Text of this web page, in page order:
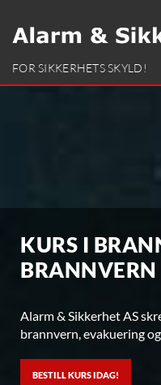
FOR SIKKERHETS SKYLD!
KURS I
BRANNVERN
Alarm & Sikkerhet AS
brannvern, evakuering
BESTILL KURS IDAG!